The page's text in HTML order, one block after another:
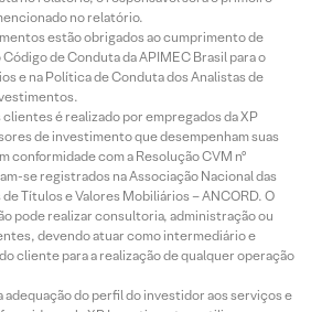
no relatório.
estão obrigados ao cumprimento de
de Conduta da APIMEC Brasil para o
e na Política de Conduta dos Analistas de
é realizado por empregados da XP
de investimento que desempenham suas
conformidade com a Resolução CVM nº
se registrados na Associação Nacional das
Títulos e Valores Mobiliários – ANCORD. O
pode realizar consultoria, administração ou
devendo atuar como intermediário e
cliente para a realização de qualquer operação
adequação do perfil do investidor aos serviços e